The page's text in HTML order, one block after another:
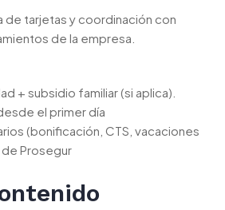
tarjetas y coordinación con
de la empresa.
+ subsidio familiar (si aplica).
el primer día
(bonificación, CTS, vacaciones
Prosegur